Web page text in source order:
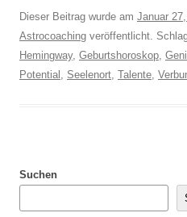
Dieser Beitrag wurde am Januar
Astrocoaching veröffentlicht.
Hemingway, Geburtshoroskop,
Potential , Seelenort, Talente,
Suchen